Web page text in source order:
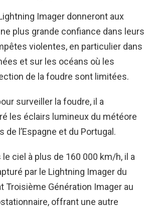
Imager donneront aux
plus grande confiance dans leurs
violentes, en particulier dans
et sur les océans où les
de la foudre sont limitées.
surveiller la foudre, il a
les éclairs lumineux du météore
de l’Espagne et du Portugal.
ciel à plus de 160 000 km/h, il a
par le Lightning Imager du
Troisième Génération Imager au
offrant une autre